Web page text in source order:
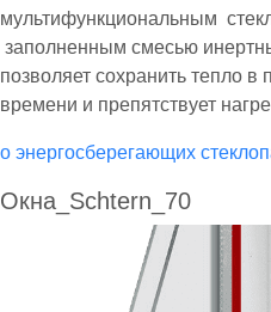
мультифункциональным
заполненным смесью
позволяет сохранить тепло
времени и препятствует
о энергосберегающих
Окна_Schtern_70